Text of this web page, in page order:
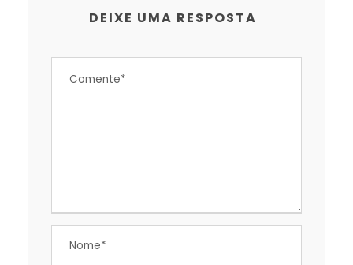
DEIXE UMA RESPOSTA